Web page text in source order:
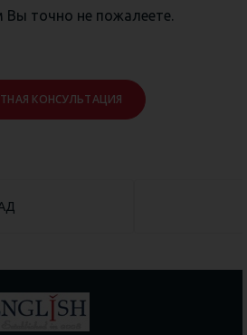
Вы точно не пожалеете.
КОНСУЛЬТАЦИЯ
АНГЛИЙСКИЙ ЯЗЫК ДЛЯ